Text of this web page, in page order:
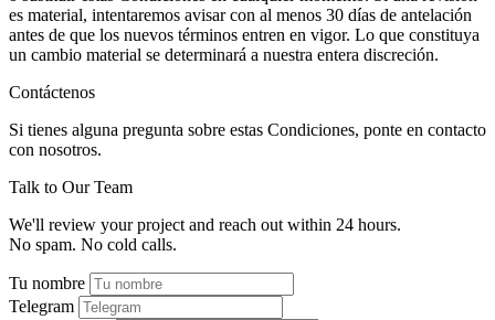
es material, intentaremos avisar con al menos 30 días de antelación
antes de que los nuevos términos entren en vigor. Lo que constituya
un cambio material se determinará a nuestra entera discreción.
Contáctenos
Si tienes alguna pregunta sobre estas Condiciones, ponte en contacto
con nosotros.
Talk to Our Team
We'll review your project and reach out within 24 hours.
No spam. No cold calls.
Tu nombre
Telegram